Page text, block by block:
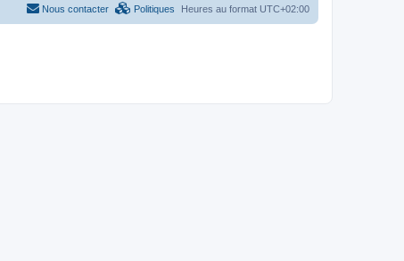
Heures au format UTC+02:00
Politiques
Nous contacter